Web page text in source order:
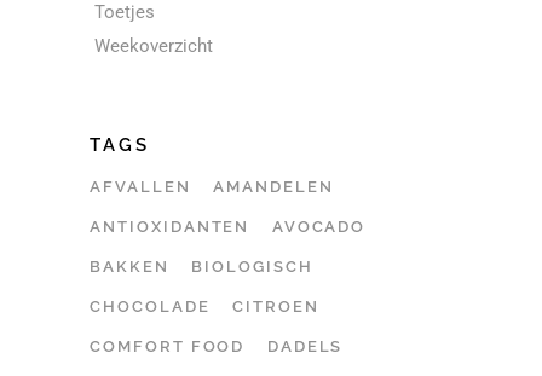
Toetjes
Weekoverzicht
TAGS
AFVALLEN AMANDELEN
ANTIOXIDANTEN AVOCADO
BAKKEN BIOLOGISCH
CHOCOLADE CITROEN
COMFORT FOOD DADELS